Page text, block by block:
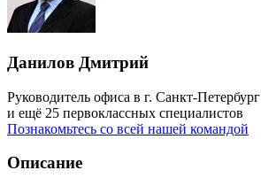
Данилов Дмитрий
Руководитель офиса в г. Санкт-Петербург
и ещё 25 первоклассных специалистов
Познакомьтесь со всей нашей командой
Описание